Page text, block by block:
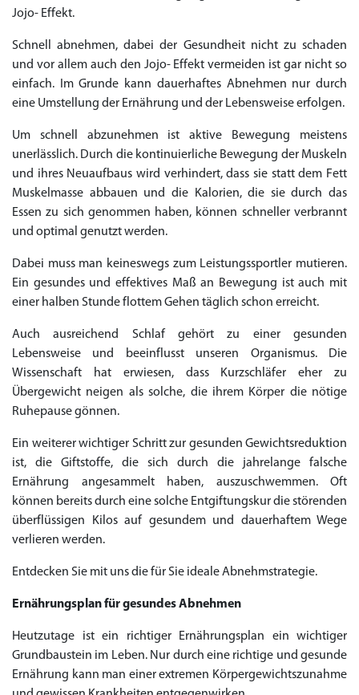
Jojo- Effekt.
Schnell abnehmen, dabei der Gesundheit nicht zu schaden
und vor allem auch den Jojo- Effekt vermeiden ist gar nicht so
einfach. Im Grunde kann dauerhaftes Abnehmen nur durch
eine Umstellung der Ernährung und der Lebensweise erfolgen.
Um schnell abzunehmen ist aktive Bewegung meistens
unerlässlich. Durch die kontinuierliche Bewegung der Muskeln
und ihres Neuaufbaus wird verhindert, dass sie statt dem Fett
Muskelmasse abbauen und die Kalorien, die sie durch das
Essen zu sich genommen haben, können schneller verbrannt
und optimal genutzt werden.
Dabei muss man keineswegs zum Leistungssportler mutieren.
Ein gesundes und effektives Maß an Bewegung ist auch mit
einer halben Stunde flottem Gehen täglich schon erreicht.
Auch ausreichend Schlaf gehört zu einer gesunden
Lebensweise und beeinflusst unseren Organismus. Die
Wissenschaft hat erwiesen, dass Kurzschläfer eher zu
Übergewicht neigen als solche, die ihrem Körper die nötige
Ruhepause gönnen.
Ein weiterer wichtiger Schritt zur gesunden Gewichtsreduktion
ist, die Giftstoffe, die sich durch die jahrelange falsche
Ernährung angesammelt haben, auszuschwemmen. Oft
können bereits durch eine solche Entgiftungskur die störenden
überflüssigen Kilos auf gesundem und dauerhaftem Wege
verlieren werden.
Entdecken Sie mit uns die für Sie ideale Abnehmstrategie.
Ernährungsplan für gesundes Abnehmen
Heutzutage ist ein richtiger Ernährungsplan ein wichtiger
Grundbaustein im Leben. Nur durch eine richtige und gesunde
Ernährung kann man einer extremen Körpergewichtszunahme
€26.35
← Return to shop to Cart
€28.17
← Return to shop to Cart
€29.08
← Return to shop to Cart
€23.62
← Return to shop to Cart
€29.98
← Return to shop to Cart
€27.26
← Return to shop to Cart
€36.34
← Return to shop to Cart
€29.08
← Return to shop to Cart
€62.69
← Return to shop to Cart
€25.44
← Return to shop to Cart
€138.11
← Return to shop to Cart
€56.33
← Return to shop to Cart
€45.43
← Return to shop to Cart
€0.00
← Return to shop to Cart
€37.25
← Return to shop to Cart
Priligy Generika
€15.45
€0.00
← Return to shop to Cart
€0.00
← Return to shop to Cart
€0.00
← Return to shop to Cart
€14.54
← Return to shop to Cart
€0.00
← Return to shop to Cart
€0.00
← Return to shop to Cart